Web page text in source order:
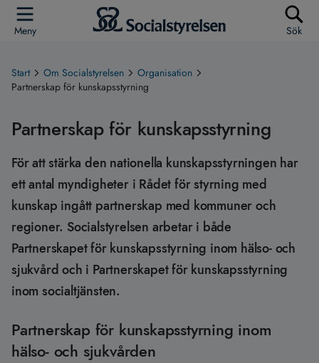
Meny Sök
Start Om Socialstyrelsen
Organisation
Partnerskap för kunskapsstyrning
Partnerskap för kunskapsstyrning
För att stärka den nationella kunskapsstyrningen har
ett antal myndigheter i Rådet för styrning med
kunskap ingått partnerskap med kommuner och
regioner. Socialstyrelsen arbetar i både
Partnerskapet för kunskapsstyrning inom hälso- och
sjukvård och i Partnerskapet för kunskapsstyrning
inom socialtjänsten.
Partnerskap för kunskapsstyrning inom
hälso- och sjukvården